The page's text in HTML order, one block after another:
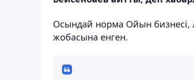
Осындай норма Ойын бизнесі,
жобасына енген.